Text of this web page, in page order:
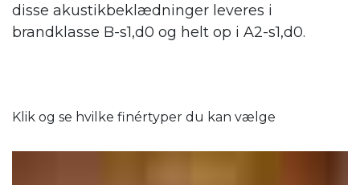
disse akustikbeklædninger leveres i
brandklasse B-s1,d0 og helt op i A2-s1,d0.
Klik og se hvilke finértyper du kan vælge